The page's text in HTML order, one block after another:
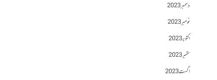
دسمبر 2023
نومبر 2023
اکتوبر 2023
ستمبر 2023
اگست 2023